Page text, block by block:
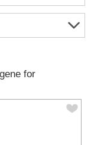
for